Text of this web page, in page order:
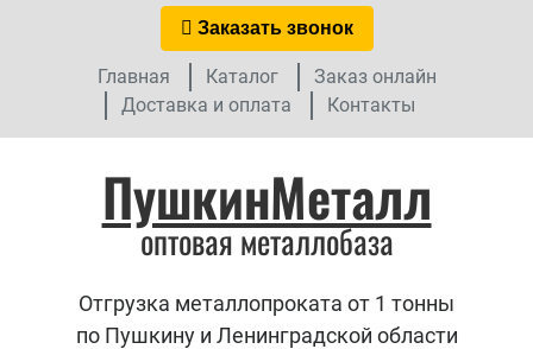
Заказать звонок
Главная Каталог
Заказ онлайн
Доставка и оплата
Контакты
ПушкинМеталл
оптовая металлобаза
Отгрузка металлопроката от 1 тонны
по Пушкину и Ленинградской области